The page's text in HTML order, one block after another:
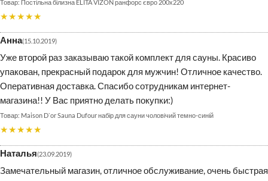
Постільна білизна ELITA VIZON ранфорс євро 200х220
★★★★★
Анна 15.10.2019
Уже второй раз заказываю такой комплект для сауны. Красиво
упакован, прекрасный подарок для мужчин! Отличное качество.
Оперативная доставка. Спасибо сотрудникам интернет-
магазина!! У Вас приятно делать покупки:)
Maison D`or Sauna Dufour набір для сауни чоловічий темно-синій
★★★★★
Наталья 23.09.2019
Замечательный магазин, отличное обслуживание, очень быстрая